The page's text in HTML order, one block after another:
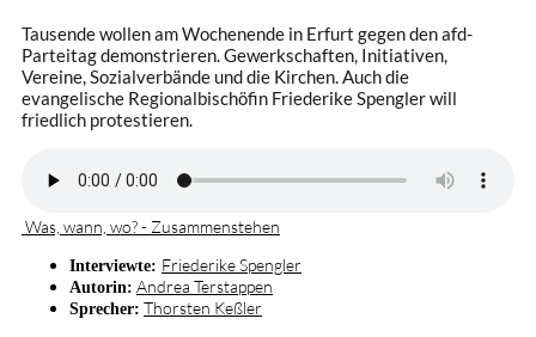
Tausende wollen am Wochenende in Erfurt gegen den afd-
Parteitag demonstrieren. Gewerkschaften, Initiativen,
Vereine, Sozialverbände und die Kirchen. Auch die
evangelische Regionalbischöfin Friederike Spengler will
friedlich protestieren.
Was, wann, wo? - Zusammenstehen
Interviewte: Friederike Spengler
Autorin: Andrea Terstappen
Sprecher: Thorsten Keßler